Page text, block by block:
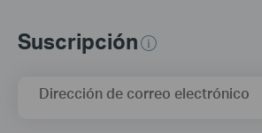
Suscripción
Dirección de correo electrónico